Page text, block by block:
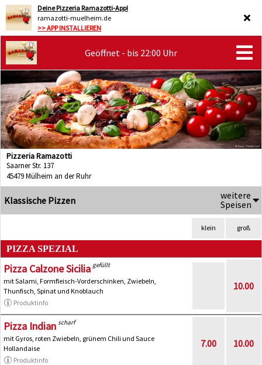
Deine Pizzeria Ramazotti-App!
ramazotti-muelheim.de
>> APP INSTALLIEREN
Geöffnet - bis 22:00 Uhr
Pizzeria Ramazotti
Saarner Str. 137
45479 Mülheim an der Ruhr
Klassische Pizzen
weitere
Speisen
klein groß
PIZZA SPEZIAL
Pizza Calzone Sicilia gefüllt
mit Salami, Formfleisch-Vorderschinken, Zwiebeln,
Thunfisch, Spinat und Knoblauch
Produktinfo
10.00
Pizza Indian scharf
mit Gyros, roten Zwiebeln, grünem Chili und Sauce
Hollandaise
Produktinfo
7.00 10.00